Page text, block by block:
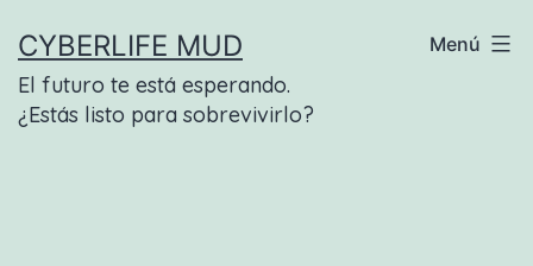
contenido
CYBERLIFE MUD
El futuro te está esperando.
¿Estás listo para sobrevivirlo?
Menú